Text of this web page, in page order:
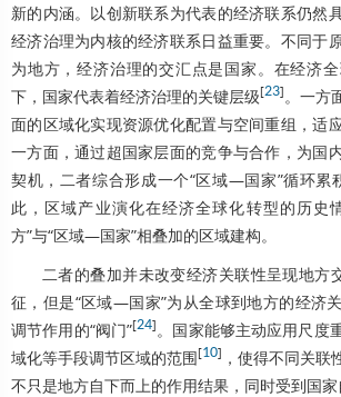
新的内涵。以创新联系为代表的经济联系仍然
经济治理为内核的经济联系日益重要。不同于
为地方，经济治理的交汇点是国家。在经济
下，国家代表着经济治理的关键层级[23] 。一方
面的区域化实现资源优化配置与空间重组，适
一方面，通过超国家层面的竞争与合作，为国
契机，二者综合形成一个“区域—国家”循环累
此，区域产业演化在经济全球化转型的历史
方”与“区域—国家”相叠加的区域建构。
二者的叠加并未改变经济关联性呈现地方
征，但是“区域—国家”为从全球到地方的经济
调节作用的“阀门”[24] 。国家能够主动应用尺度
域化等手段调节区域的范围[10] ，使得不同关联
不只是地方自下而上的作用结果，同时受到国